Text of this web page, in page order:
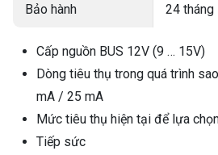
Bảo hành 24 tháng
Cấp nguồn BUS 12V (9 … 15V)
Dòng tiêu thụ trong quá trình
mA / 25 mA
Mức tiêu thụ hiện tại để lựa
Tiếp sức